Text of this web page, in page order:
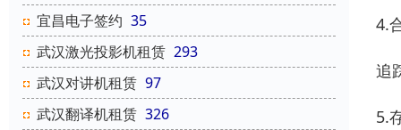
宜昌电子签约 35
武汉激光投影机租赁 293
武汉对讲机租赁 97
武汉翻译机租赁 326
4.
追
5.